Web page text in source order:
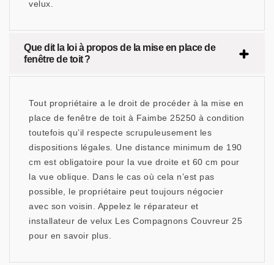
velux.
Que dit la loi à propos de la mise en place de
fenêtre de toit ?
Tout propriétaire a le droit de procéder à la mise en
place de fenêtre de toit à Faimbe 25250 à condition
toutefois qu’il respecte scrupuleusement les
dispositions légales. Une distance minimum de 190
cm est obligatoire pour la vue droite et 60 cm pour
la vue oblique. Dans le cas où cela n’est pas
possible, le propriétaire peut toujours négocier
avec son voisin. Appelez le réparateur et
installateur de velux Les Compagnons Couvreur 25
pour en savoir plus.